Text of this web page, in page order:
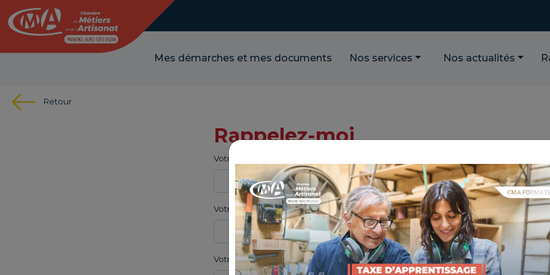
Mes démarches et mes documents Nos services Nos actualités
Retour
Rappelez-moi
Votre nom
Votre prénom
Votre raison sociale
Panneau de gestion des cookies